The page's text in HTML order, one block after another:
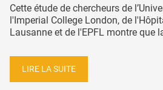
Cette étude de chercheurs de
l'Imperial College London, de
Lausanne et de l'EPFL montre que
LIRE LA SUITE